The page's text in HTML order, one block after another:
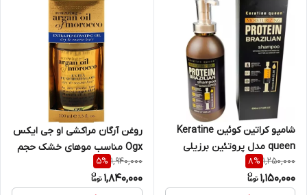
شامپو کراتین کوئین Keratine
queen مدل پروتئین برزیلی
| Keratin queen Protein
1,250,000
8%
1,150,000
روغن آرگان مراکشی او جی ایکس
Ogx مناسب موهای خشک حجم
100 میل
1,940,000
5%
1,840,000